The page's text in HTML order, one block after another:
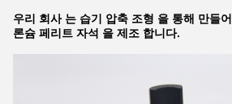
우리 회사 는 습기 압축 조형 을 통해 만들
론슘 페리트 자석 을 제조 합니다.